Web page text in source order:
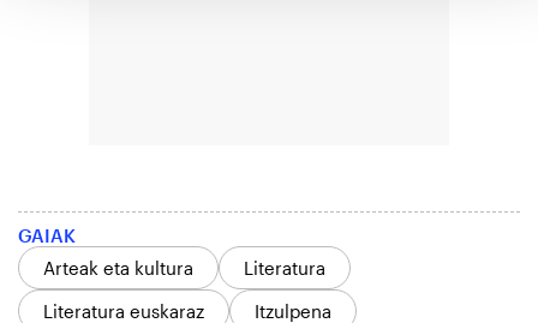
GAIAK
Arteak eta kultura
Literatura
Literatura euskaraz
Itzulpena